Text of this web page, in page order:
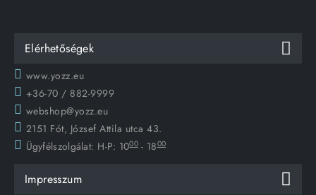
Elérhetőségek
www.yozz.eu
+36-70 / 882-9999
webshop@yozz.eu
2151 Fót, József Attila utca 43.
Ügyfélszolgálat: H-P: 1000 - 1800
Impresszum